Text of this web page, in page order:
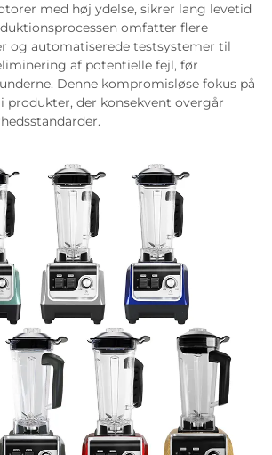
med høj ydelse, sikrer lang levetid
omfatter flere
og automatiserede testsystemer til
af potentielle fejl, før
Denne kompromisløse fokus på
produkter, der konsekvent overgår